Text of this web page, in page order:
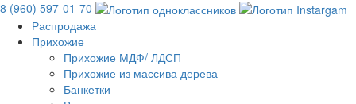
8 (960) 597-01-70
Распродажа
Прихожие
Прихожие МДФ/ ЛДСП
Прихожие из массива дерева
Банкетки